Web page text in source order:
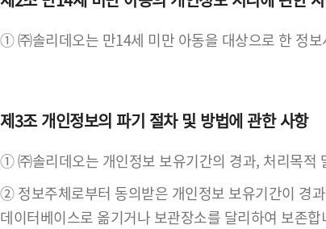
① ㈜솔리데오는 만14세 미만 아동을 대상으로 한 정
제3조 개인정보의 파기 절차 및 방법에 관한 사항
① ㈜솔리데오는 개인정보 보유기간의 경과, 처리목적
② 정보주체로부터 동의받은 개인정보 보유기간이 경
데이터베이스로 옮기거나 보관장소를 달리하여 보존합